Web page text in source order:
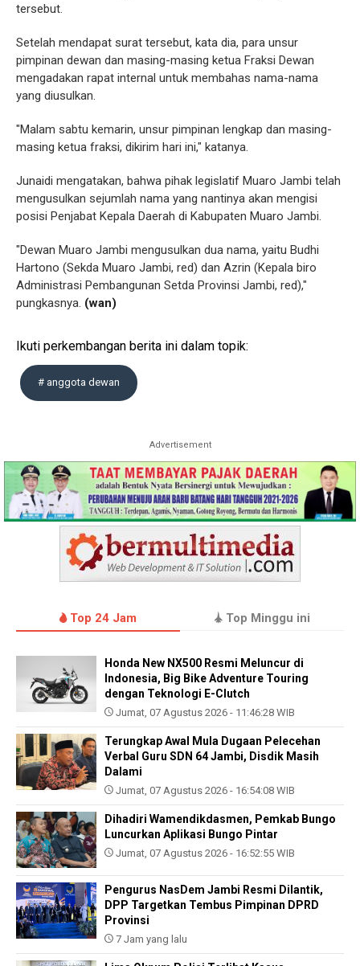
tersebut.
Setelah mendapat surat tersebut, kata dia, para unsur
pimpinan dewan dan masing-masing ketua Fraksi Dewan
mengadakan rapat internal untuk membahas nama-nama
yang diusulkan.
"Malam sabtu kemarin, unsur pimpinan lengkap dan masing-
masing ketua fraksi, dikirim hari ini," katanya.
Junaidi mengatakan, bahwa pihak legislatif Muaro Jambi telah
mengusulkan sejumlah nama yang nantinya akan mengisi
posisi Penjabat Kepala Daerah di Kabupaten Muaro Jambi.
"Dewan Muaro Jambi mengusulkan dua nama, yaitu Budhi
Hartono (Sekda Muaro Jambi, red) dan Azrin (Kepala biro
Administrasi Pembangunan Setda Provinsi Jambi, red),"
pungkasnya. (wan)
Ikuti perkembangan berita ini dalam topik:
# anggota dewan
Advertisement
Top 24 Jam Top Minggu ini
Honda New NX500 Resmi Meluncur di
Indonesia, Big Bike Adventure Touring
dengan Teknologi E-Clutch
Jumat, 07 Agustus 2026 - 11:46:28 WIB
Terungkap Awal Mula Dugaan Pelecehan
Verbal Guru SDN 64 Jambi, Disdik Masih
Dalami
Jumat, 07 Agustus 2026 - 16:54:08 WIB
Dihadiri Wamendikdasmen, Pemkab Bungo
Luncurkan Aplikasi Bungo Pintar
Jumat, 07 Agustus 2026 - 16:52:55 WIB
Pengurus NasDem Jambi Resmi Dilantik,
DPP Targetkan Tembus Pimpinan DPRD
Provinsi
7 Jam yang lalu